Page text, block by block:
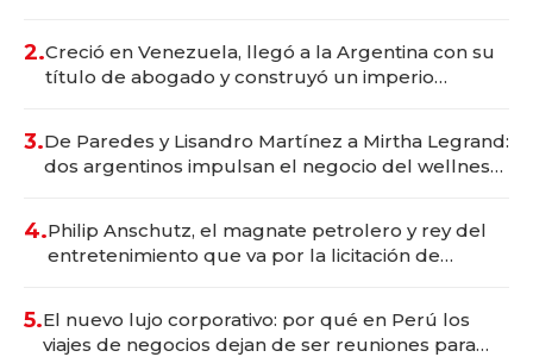
2.Creció en Venezuela, llegó a la Argentina con su
título de abogado y construyó un imperio
3.De Paredes y Lisandro Martínez a Mirtha Legrand:
dos argentinos impulsan el negocio del wellness
4.Philip Anschutz, el magnate petrolero y rey del
entretenimiento que va por la licitación de
5.El nuevo lujo corporativo: por qué en Perú los
viajes de negocios dejan de ser reuniones para